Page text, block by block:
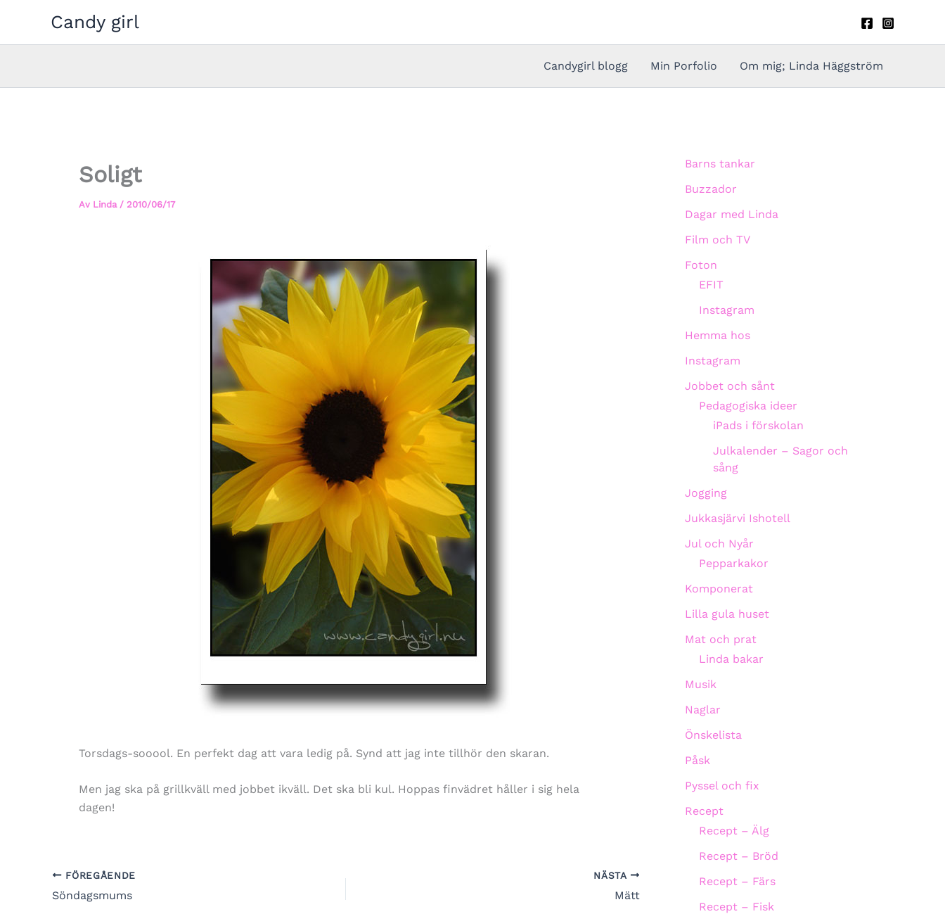
innehåll
Candy girl
Candygirl blogg Min Porfolio Om mig; Linda Häggström
Soligt
Av Linda / 2010/06/17
Torsdags-sooool. En perfekt dag att vara ledig på. Synd att jag inte tillhör den skaran.
Men jag ska på grillkväll med jobbet ikväll. Det ska bli kul. Hoppas finvädret håller i sig hela
dagen!
FÖREGÅENDE
Söndagsmums
NÄSTA
Mätt
Barns tankar
Buzzador
Dagar med Linda
Film och TV
Foton
EFIT
Instagram
Hemma hos
Instagram
Jobbet och sånt
Pedagogiska ideer
iPads i förskolan
Julkalender – Sagor och
sång
Jogging
Jukkasjärvi Ishotell
Jul och Nyår
Pepparkakor
Komponerat
Lilla gula huset
Mat och prat
Linda bakar
Musik
Naglar
Önskelista
Påsk
Pyssel och fix
Recept
Recept – Älg
Recept – Bröd
Recept – Färs
Recept – Fisk